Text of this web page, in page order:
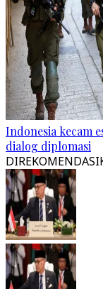
Indonesia kecam
dialog diplomasi